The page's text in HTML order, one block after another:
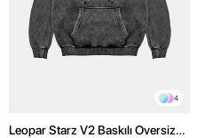
4
Leopar Starz V2 Baskılı Oversize